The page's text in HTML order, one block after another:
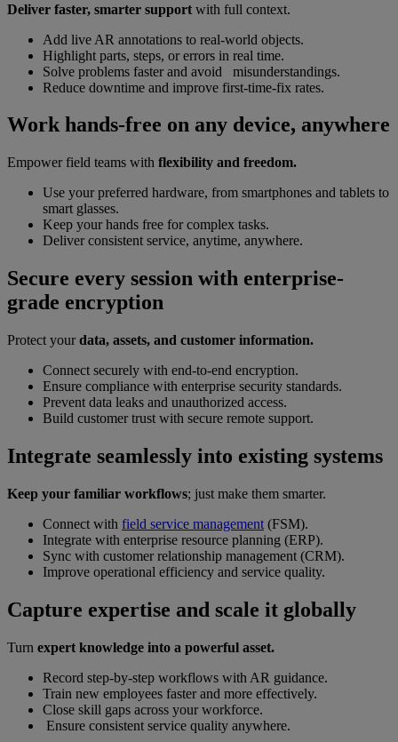
Deliver faster, smarter support with full context.
Add live AR annotations to real-world objects.
Highlight parts, steps, or errors in real time.
Solve problems faster and avoid misunderstandings.
Reduce downtime and improve first-time-fix rates.
Work hands-free on any device, anywhere
Empower field teams with flexibility and freedom.
Use your preferred hardware, from smartphones and tablets to
smart glasses.
Keep your hands free for complex tasks.
Deliver consistent service, anytime, anywhere.
Secure every session with enterprise-
grade encryption
Protect yourdata, assets, and customer information.
Connect securely with end-to-end encryption.
Ensure compliance with enterprise security standards.
Prevent data leaks and unauthorized access.
Build customer trust with secure remote support.
Integrate seamlessly into existing systems
Keep your familiar workflows; just make them smarter.
Connect with field service management (FSM).
Integrate with enterprise resource planning (ERP).
Sync with customer relationship management (CRM).
Improve operational efficiency and service quality.
Capture expertise and scale it globally
Turn expert knowledge into a powerful asset.
Record step-by-step workflows with AR guidance.
Train new employees faster and more effectively.
Close skill gaps across your workforce.
Ensure consistent service quality anywhere.